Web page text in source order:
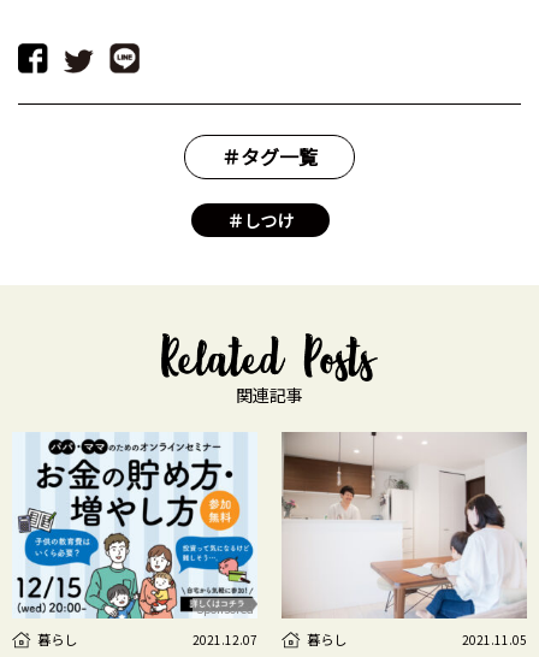
＃タグ一覧
＃しつけ
関連記事
暮らし 2021.12.07
Sponsored
暮らし 2021.11.05